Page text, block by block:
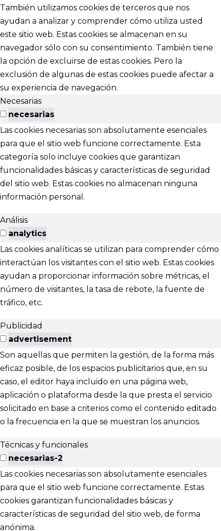
También utilizamos cookies de terceros que nos
ayudan a analizar y comprender cómo utiliza usted
este sitio web. Estas cookies se almacenan en su
navegador sólo con su consentimiento. También tiene
la opción de excluirse de estas cookies. Pero la
exclusión de algunas de estas cookies puede afectar a
su experiencia de navegación.
Necesarias
necesarias
Las cookies necesarias son absolutamente esenciales
para que el sitio web funcione correctamente. Esta
categoría solo incluye cookies que garantizan
funcionalidades básicas y características de seguridad
del sitio web. Estas cookies no almacenan ninguna
información personal.
Análisis
analytics
Las cookies analíticas se utilizan para comprender cómo
interactúan los visitantes con el sitio web. Estas cookies
ayudan a proporcionar información sobre métricas, el
número de visitantes, la tasa de rebote, la fuente de
tráfico, etc.
Publicidad
advertisement
Son aquellas que permiten la gestión, de la forma más
eficaz posible, de los espacios publicitarios que, en su
caso, el editor haya incluido en una página web,
aplicación o plataforma desde la que presta el servicio
solicitado en base a criterios como el contenido editado
o la frecuencia en la que se muestran los anuncios.
Técnicas y funcionales
necesarias-2
Las cookies necesarias son absolutamente esenciales
para que el sitio web funcione correctamente. Estas
cookies garantizan funcionalidades básicas y
características de seguridad del sitio web, de forma
anónima.